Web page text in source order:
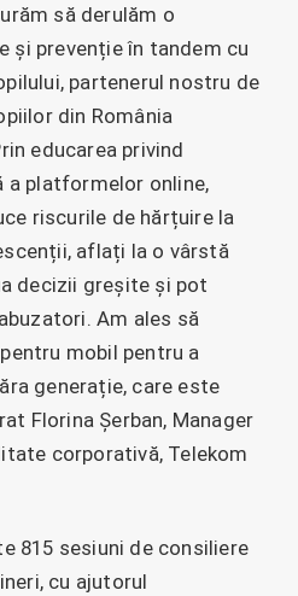
să derulăm o
și prevenție în tandem cu
partenerul nostru de
din România
educarea privind
a platformelor online,
riscurile de hărțuire la
aflați la o vârstă
decizii greșite și pot
Am ales să
mobil pentru a
generație, care este
Florina Șerban, Manager
corporativă, Telekom
815 sesiuni de consiliere
cu ajutorul